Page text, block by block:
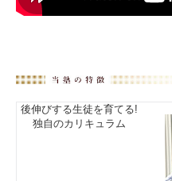
後伸びする生徒を育てる!
独自のカリキュラム